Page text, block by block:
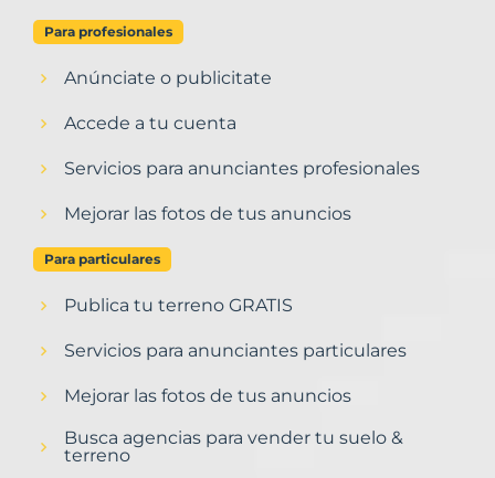
Para profesionales
Anúnciate o publicitate
Accede a tu cuenta
Servicios para anunciantes profesionales
Mejorar las fotos de tus anuncios
Para particulares
Publica tu terreno GRATIS
Servicios para anunciantes particulares
Mejorar las fotos de tus anuncios
Busca agencias para vender tu suelo &
terreno